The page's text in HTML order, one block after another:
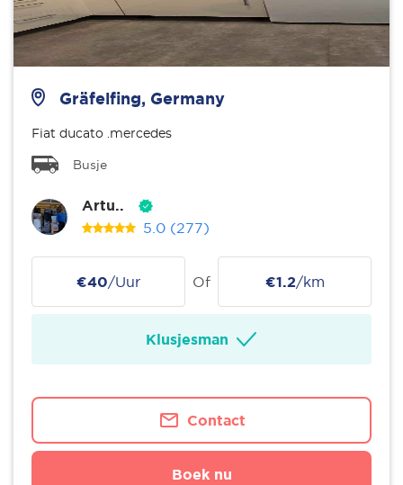
Gräfelfing, Germany
Fiat ducato .mercedes
Busje
Artu..
5.0 (277)
€40/Uur Of €1.2/km
Klusjesman
Contact
Boek nu